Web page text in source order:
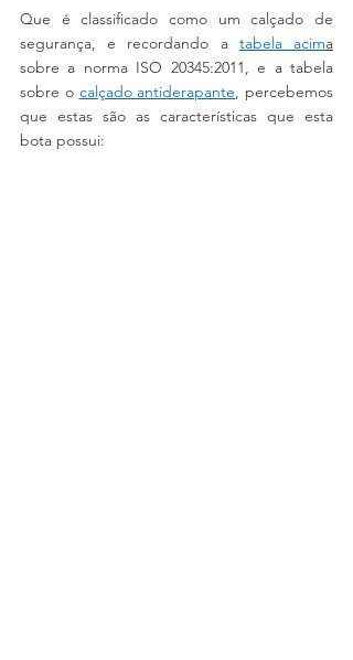
Que é classificado como um calçado de
segurança, e recordando a tabela acima
sobre a norma ISO 20345:2011, e a tabela
sobre o calçado antiderapante, percebemos
que estas são as características que esta
bota possui: